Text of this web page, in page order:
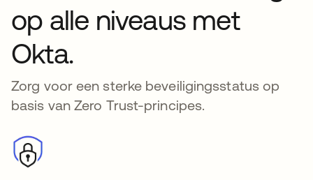
op alle niveaus met
Okta.
Zorg voor een sterke beveiligingsstatus op
basis van Zero Trust-principes.